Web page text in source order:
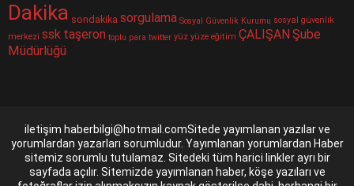
Dakika sondakika sorgulama Sosyal Güvenlik Kurumu sosyal güvenlik
merkezi ssk taşeron toplu para twitter yüz yüze eğitim ÇALIŞAN Şube
Müdürlüğü
iletişim haberbilgi@hotmail.comSitede yayımlanan yazılar ve
yorumlardan yazarları sorumludur. Yayımlanan yorumlardan Haber
sitemiz sorumlu tutulamaz. Sitedeki tüm harici linkler ayrı bir
sayfada açılır. Sitemizde yayımlanan haber, köşe yazıları ve